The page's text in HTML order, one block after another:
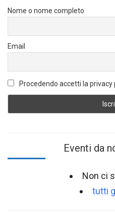
Nome o nome completo
Email
Procedendo accetti la privacy
Eventi da
Non ci
tutti